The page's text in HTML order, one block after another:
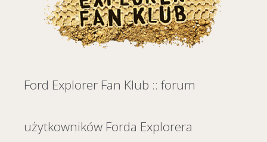
Ford Explorer Fan Klub :: forum
użytkowników Forda Explorera